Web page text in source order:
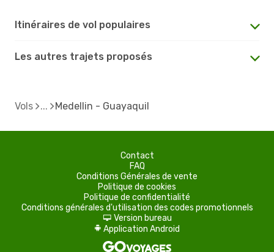
Itinéraires de vol populaires
Les autres trajets proposés
Vols Medellin - Guayaquil
Contact
FAQ
Conditions Générales de vente
Politique de cookies
Politique de confidentialité
Conditions générales d'utilisation des codes promotionnels
d Version bureau
A Application Android